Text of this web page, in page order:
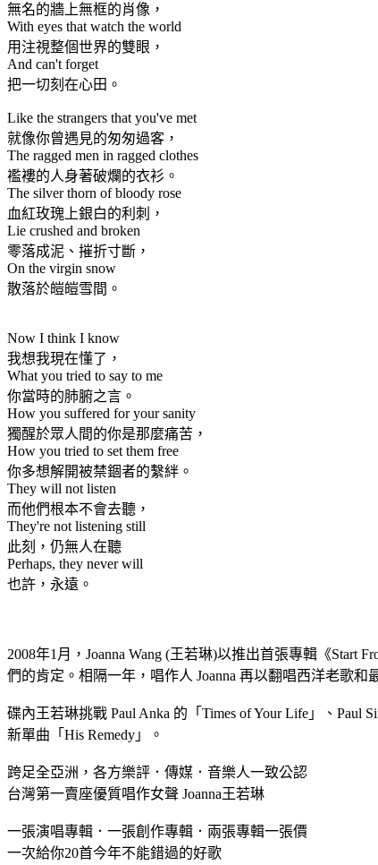
無名的牆上無框的肖像，
With eyes that watch the world
用注視整個世界的雙眼，
And can't forget
把一切刻在心田。
Like the strangers that you've met
就像你曾遇見的匆匆過客，
The ragged men in ragged clothes
襤褸的人身著破爛的衣衫。
The silver thorn of bloody rose
血紅玫瑰上銀白的利刺，
Lie crushed and broken
零落成泥、摧折寸斷，
On the virgin snow
散落於皚皚雪間。
Now I think I know
我想我現在懂了，
What you tried to say to me
你當時的肺腑之言。
How you suffered for your sanity
獨醒於眾人間的你是那麼痛苦，
How you tried to set them free
你多想解開被禁錮者的繫絆。
They will not listen
而他們根本不會去聽，
They're not listening still
此刻，仍無人在聽
Perhaps, they never will
也許，永遠。
2008年1月，Joanna Wang (王若琳)以推出首張專輯《
們的肯定。相隔一年，唱作人 Joanna 再以翻唱西洋老歌
碟內王若琳挑戰 Paul Anka 的「Times of Your Life」、Paul
新單曲「His Remedy」。
跨足全亞洲，各方樂評．傳媒．音樂人一致公認
台灣第一賣座優質唱作女聲 Joanna王若琳
一張演唱專輯．一張創作專輯．兩張專輯一張價
一次給你20首今年不能錯過的好歌